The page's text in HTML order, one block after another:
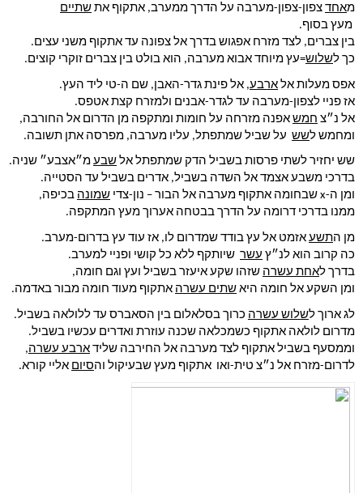
מאחד צפון-צפון-מערבה על הדרך ממערב, אתקוף את שתיים
מעץ בסוף.
בין צברים, לצד מזרח אפגוש בדרך אל צפונה עד אתקוף משני עצים.
כך לשלוש=עץ מיוחד אבוא מערבה, הוא בולט בין צברים זוקרי קוצים.
אפס מעלות אל ארבע, אל פינת גדר-האבן, שם ה-טי ליד העץ.
אז פניי לצפון-מערבה עד לגדר-אבנים ולמזרח קצת אטפס.
אל נ״צ חמש אפנה מזרחה על חומות ומתקפה מן הדרום אל החורבה,
ומחמש לשש על שביל שמתפתל, עליו מערבה, מפרסה אתן תשובה.
שש יחזיר לשתי פרסות בשביל הדק שמתפתל אל שבע מ״אצבע״ שניה.
בדרכי משבע אצמד אל השדה בשביל, אדרים בשביל עד הסטייה.
ומן ה-x שבחומה אתקוף מערבה אל הבור – נון-צדי
שמונה בכיפה,
ממנו בדרכי דרומה על הדרך בבטחה אערוך מעץ המתקפה.
מן התשע אזמט אל עץ בודד שמדרום לו, אז עוד עץ בדרום-מערב.
כה קרוב הוא לנ״ץ עשר שיותקף ללא כל קושי ופניי למערב.
בדרך לאחת עשרה שזהו שקע איעזר בשביל ועץ וגם חומה,
ומן השקע אל חומה היא שתים עשרה אתקוף מעוד חומה מבור באדמה.
לג ארוך לשלוש עשרה כרוך בסלאלום בין הסאברס עד ללולאה בשביל.
מדרום לולאה אתקוף כשמכלאה שכנה עוזרת ואדרים עכשיו בשביל.
וממסעף בשביל אתקוף לצד מערבה אל החירבה שליד ארבע עשרה,
לדרום-מזרח אל נ״צ טית-ואו  אתקוף מעץ שבעיקול והסיום אליי קורא.